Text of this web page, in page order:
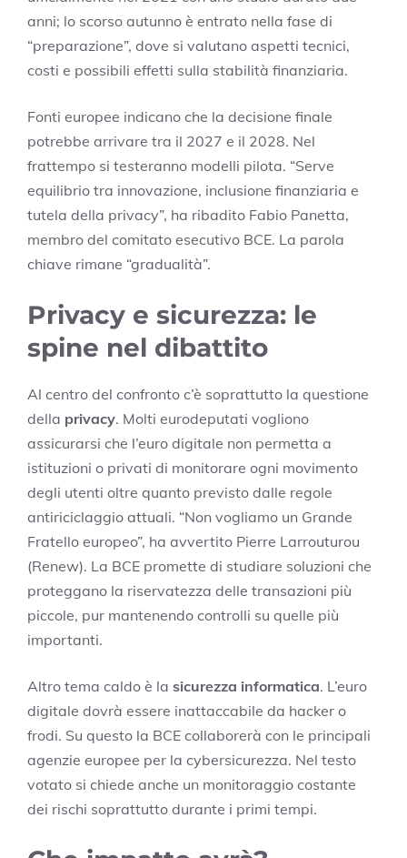
anni; lo scorso autunno è entrato nella fase di
“preparazione”, dove si valutano aspetti tecnici,
costi e possibili effetti sulla stabilità finanziaria.
Fonti europee indicano che la decisione finale
potrebbe arrivare tra il 2027 e il 2028. Nel
frattempo si testeranno modelli pilota. “Serve
equilibrio tra innovazione, inclusione finanziaria e
tutela della privacy”, ha ribadito Fabio Panetta,
membro del comitato esecutivo BCE. La parola
chiave rimane “gradualità”.
Privacy e sicurezza: le
spine nel dibattito
Al centro del confronto c’è soprattutto la questione
della privacy. Molti eurodeputati vogliono
assicurarsi che l’euro digitale non permetta a
istituzioni o privati di monitorare ogni movimento
degli utenti oltre quanto previsto dalle regole
antiriciclaggio attuali. “Non vogliamo un Grande
Fratello europeo”, ha avvertito Pierre Larrouturou
(Renew). La BCE promette di studiare soluzioni che
proteggano la riservatezza delle transazioni più
piccole, pur mantenendo controlli su quelle più
importanti.
Altro tema caldo è la sicurezza informatica. L’euro
digitale dovrà essere inattaccabile da hacker o
frodi. Su questo la BCE collaborerà con le principali
agenzie europee per la cybersicurezza. Nel testo
votato si chiede anche un monitoraggio costante
dei rischi soprattutto durante i primi tempi.